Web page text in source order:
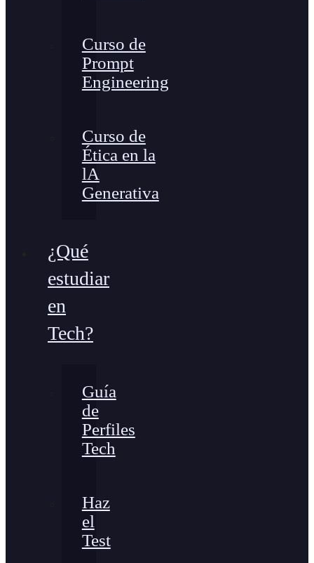
Curso de
Prompt
Engineering
Curso de
Ética en la
lA
Generativa
¿Qué
estudiar
en
Tech?
Guía
de
Perfiles
Tech
Haz
el
Test